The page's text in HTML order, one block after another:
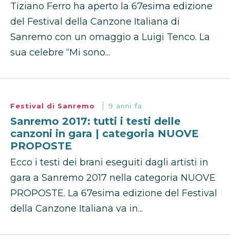
Tiziano Ferro ha aperto la 67esima edizione
del Festival della Canzone Italiana di
Sanremo con un omaggio a Luigi Tenco. La
sua celebre “Mi sono...
Festival di Sanremo 9 anni fa
Sanremo 2017: tutti i testi delle
canzoni in gara | categoria NUOVE
PROPOSTE
Ecco i testi dei brani eseguiti dagli artisti in
gara a Sanremo 2017 nella categoria NUOVE
PROPOSTE. La 67esima edizione del Festival
della Canzone Italiana va in...